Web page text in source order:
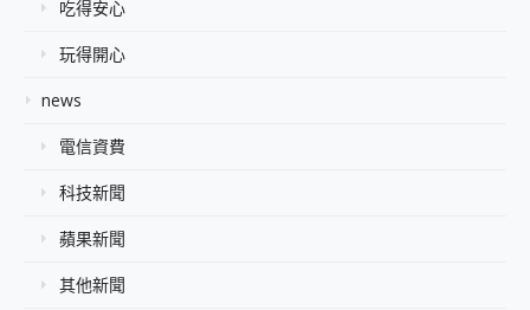
吃得安心
玩得開心
news
電信資費
科技新聞
蘋果新聞
其他新聞